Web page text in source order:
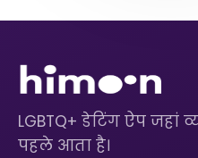
LGBTQ+ डेटिंग ऐप जहां
पहले आता है।